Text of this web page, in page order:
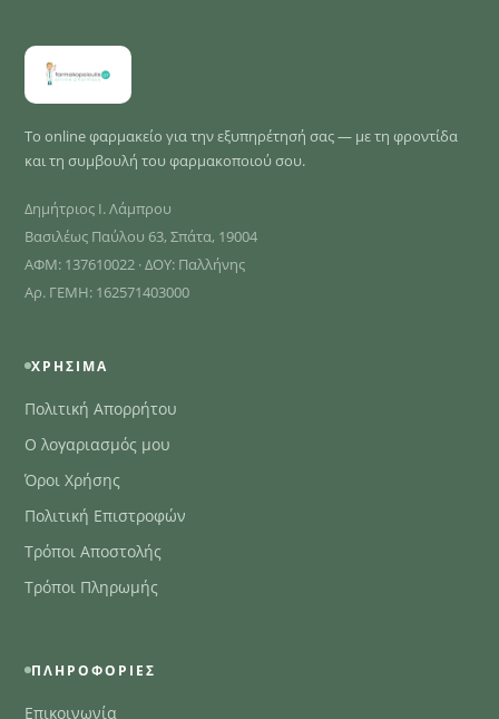
Το online φαρμακείο για την εξυπηρέτησή σας — με τη φροντίδα
και τη συμβουλή του φαρμακοποιού σου.
Δημήτριος Ι. Λάμπρου
Βασιλέως Παύλου 63, Σπάτα, 19004
ΑΦΜ: 137610022 · ΔΟΥ: Παλλήνης
Αρ. ΓΕΜΗ: 162571403000
ΧΡΉΣΙΜΑ
Πολιτική Απορρήτου
Ο λογαριασμός μου
Όροι Χρήσης
Πολιτική Επιστροφών
Τρόποι Αποστολής
Τρόποι Πληρωμής
ΠΛΗΡΟΦΟΡΊΕΣ
Επικοινωνία